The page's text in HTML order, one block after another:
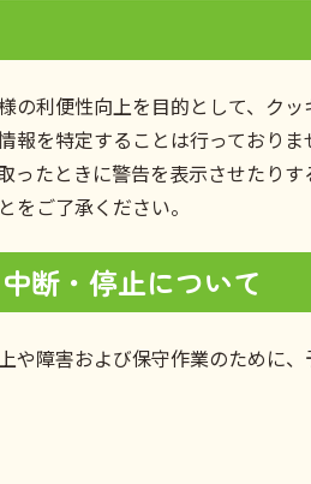
の利便性向上を目的として、ク
報を特定することは行っており
ったときに警告を表示させたり
をご了承ください。
断・停止について
や障害および保守作業のために